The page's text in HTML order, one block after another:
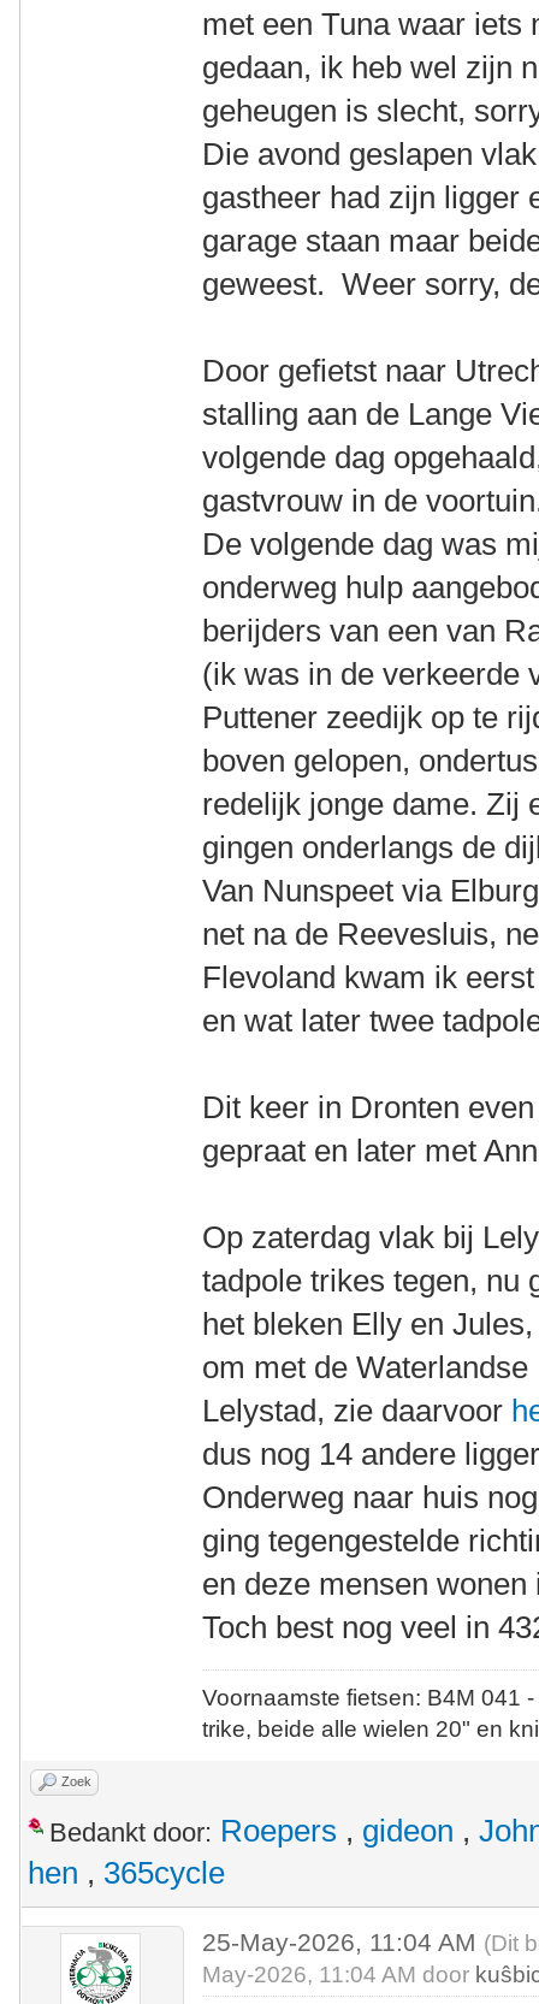
met een Tuna waar iets
gedaan, ik heb wel zijn
geheugen is slecht,
Die avond geslapen
gastheer had zijn ligger
garage staan maar
geweest. Weer sorry,
Door gefietst naar
stalling aan de Lange
volgende dag
gastvrouw in de
De volgende dag was
onderweg hulp
berijders van een van
(ik was in de verkeerde
Puttener zeedijk op te
boven gelopen,
redelijk jonge dame. Zij
gingen onderlangs de
Van Nunspeet via
net na de Reevesluis,
Flevoland kwam ik
en wat later twee
Dit keer in Dronten
gepraat en later met
Op zaterdag vlak bij
tadpole trikes tegen, nu
het bleken Elly en
om met de
Lelystad, zie daarvoor
dus nog 14 andere
Onderweg naar huis
ging tegengestelde
en deze mensen
Toch best nog veel in
Voornaamste fietsen: B4M
trike, beide alle wielen 20" en
Zoek
Bedankt door: Roepers , gideon ,
hen , 365cycle
25-May-2026, 11:04 AM (Dit
May-2026, 11:04 AM door